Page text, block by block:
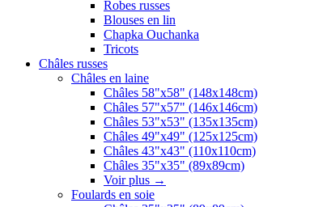
Robes russes
Blouses en lin
Chapka Ouchanka
Tricots
Châles russes
Châles en laine
Châles 58"x58" (148x148cm)
Châles 57"x57" (146x146cm)
Châles 53"x53" (135x135cm)
Châles 49"x49" (125x125cm)
Châles 43"x43" (110x110cm)
Châles 35"x35" (89x89cm)
Voir plus →
Foulards en soie